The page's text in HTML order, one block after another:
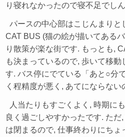
り寝れなかったので寝不足でし
パースの中心部はこじんまりと
CAT BUS (猫の絵が描いてある
り散策が楽な街です. もっとも,
も決まっているので, 歩いて移
す. バス停にでている「あと○分
く程精度が悪く, あてにならない
人当たりもすごくよく, 時期に
良く過ごしやすかったです. ただ
は閉まるので, 仕事終わりにちょ